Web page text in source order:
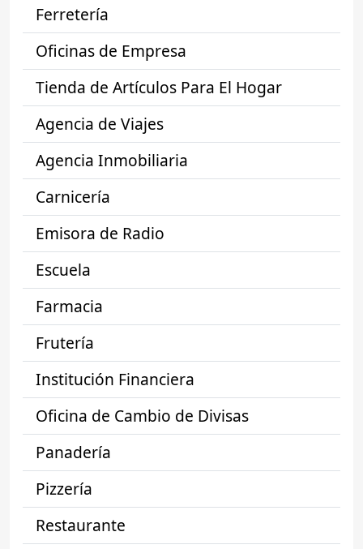
Ferretería
Oficinas de Empresa
Tienda de Artículos Para El Hogar
Agencia de Viajes
Agencia Inmobiliaria
Carnicería
Emisora de Radio
Escuela
Farmacia
Frutería
Institución Financiera
Oficina de Cambio de Divisas
Panadería
Pizzería
Restaurante